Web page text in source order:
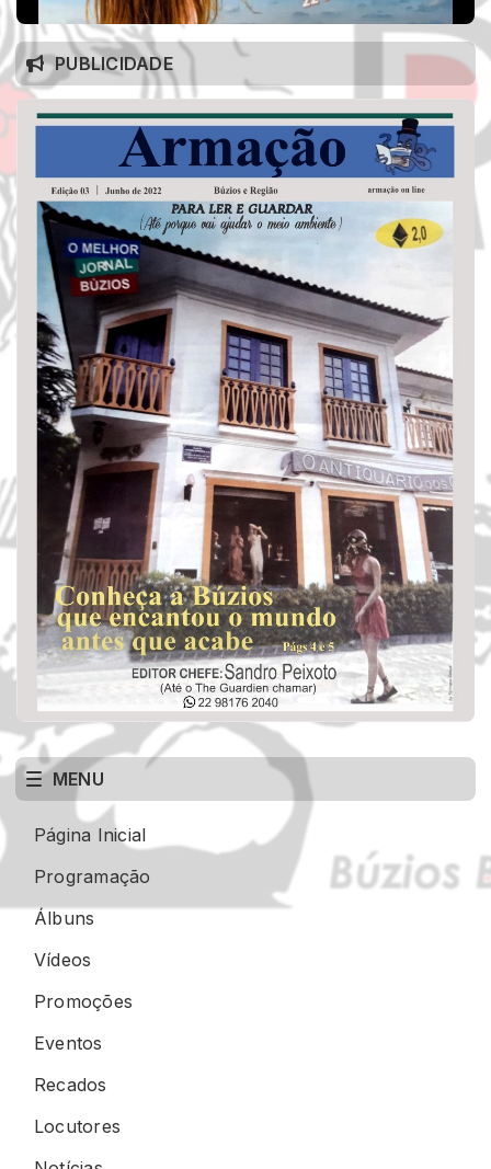
PUBLICIDADE
MENU
Página Inicial
Programação
Álbuns
Vídeos
Promoções
Eventos
Recados
Locutores